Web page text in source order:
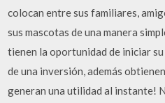
colocan entre sus familiares,
sus mascotas de una manera
tienen la oportunidad de iniciar
de una inversión, además
generan una utilidad al instante!